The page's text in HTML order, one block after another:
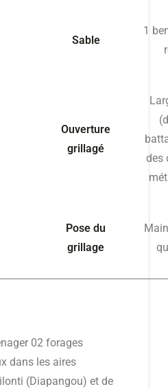
Sable
1
Ouverture
grillagé
des
Pose du
grillage
02 forages
dans les aires
(Diapangou) et de